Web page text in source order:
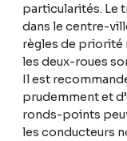
particularités. Le
dans le centre-
règles de priorité
les deux-roues
Il est
prudemment et
ronds-points
les conducteurs